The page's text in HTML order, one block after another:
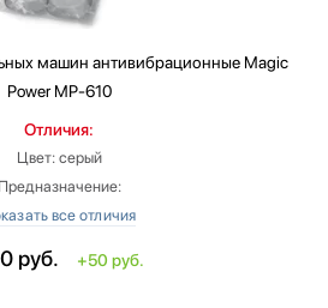
машин антивибрационныеMagic
Power MP-610
Отличия:
Цвет: серый
Предназначение:
стиральных машин
Диаметр: 4.5 см
руб. +50 руб.